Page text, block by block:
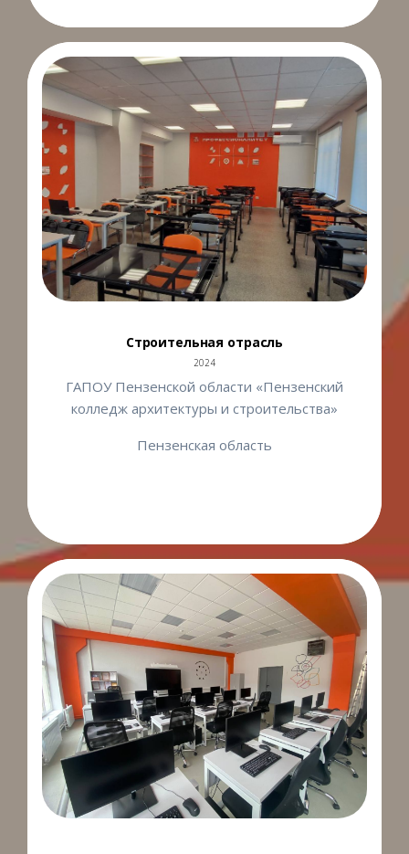
Строительная отрасль
2024
ГАПОУ Пензенской области «Пензенский
колледж архитектуры и строительства»
Пензенская область